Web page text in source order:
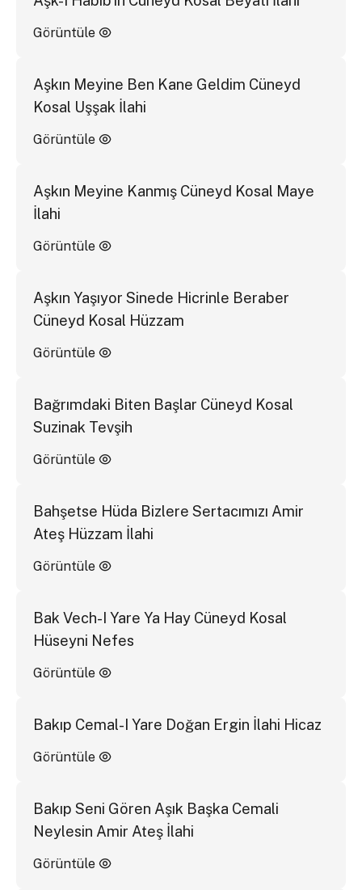
Görüntüle
Aşkın Meyine Ben Kane Geldim Cüneyd
Kosal Uşşak İlahi
Görüntüle
Aşkın Meyine Kanmış Cüneyd Kosal Maye
İlahi
Görüntüle
Aşkın Yaşıyor Sinede Hicrinle Beraber
Cüneyd Kosal Hüzzam
Görüntüle
Bağrımdaki Biten Başlar Cüneyd Kosal
Suzinak Tevşih
Görüntüle
Bahşetse Hüda Bizlere Sertacımızı Amir
Ateş Hüzzam İlahi
Görüntüle
Bak Vech-I Yare Ya Hay Cüneyd Kosal
Hüseyni Nefes
Görüntüle
Bakıp Cemal-I Yare Doğan Ergin İlahi Hicaz
Görüntüle
Bakıp Seni Gören Aşık Başka Cemali
Neylesin Amir Ateş İlahi
Görüntüle